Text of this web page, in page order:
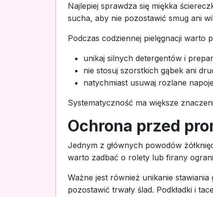
Najlepiej sprawdza się miękka
sucha, aby nie pozostawić smug ani
Podczas codziennej pielęgnacji warto
unikaj silnych detergentów i
nie stosuj szorstkich gąbek ani
natychmiast usuwaj rozlane
Systematyczność ma większe
Ochrona przed
Jednym z głównych powodów
warto zadbać o rolety lub firany
Ważne jest również unikanie
pozostawić trwały ślad. Podkładki i